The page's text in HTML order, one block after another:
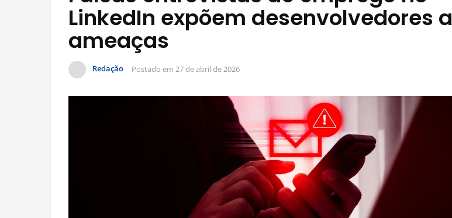
LinkedIn expõem desenvolvedores a
ameaças
Redação Postado em 27 de abril de 2026